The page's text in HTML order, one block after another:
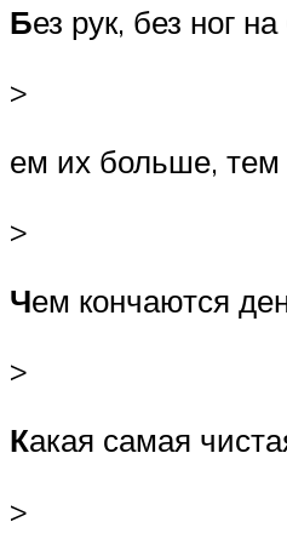
Без рук, без ног
>
ем их больше,
>
Чем кончаются
>
Какая самая
>